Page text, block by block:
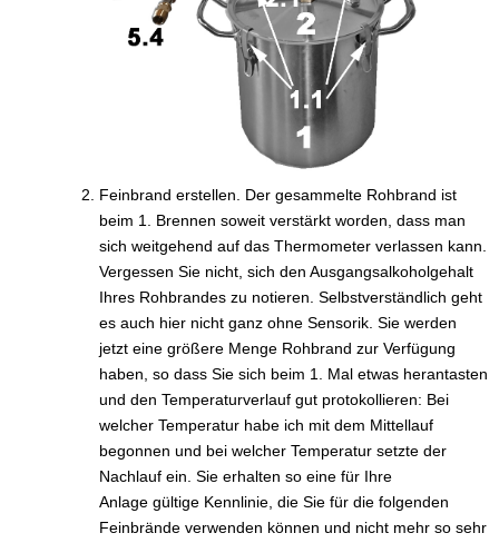
Feinbrand erstellen. Der gesammelte Rohbrand ist
beim 1. Brennen soweit verstärkt worden, dass man
sich weitgehend auf das Thermometer verlassen kann.
Vergessen Sie nicht, sich den Ausgangsalkoholgehalt
Ihres Rohbrandes zu notieren. Selbstverständlich geht
es auch hier nicht ganz ohne Sensorik. Sie werden
jetzt eine größere Menge Rohbrand zur Verfügung
haben, so dass Sie sich beim 1. Mal etwas herantasten
und den Temperaturverlauf gut protokollieren: Bei
welcher Temperatur habe ich mit dem Mittellauf
begonnen und bei welcher Temperatur setzte der
Nachlauf ein. Sie erhalten so eine für Ihre
Anlage gültige Kennlinie, die Sie für die folgenden
Feinbrände verwenden können und nicht mehr so sehr